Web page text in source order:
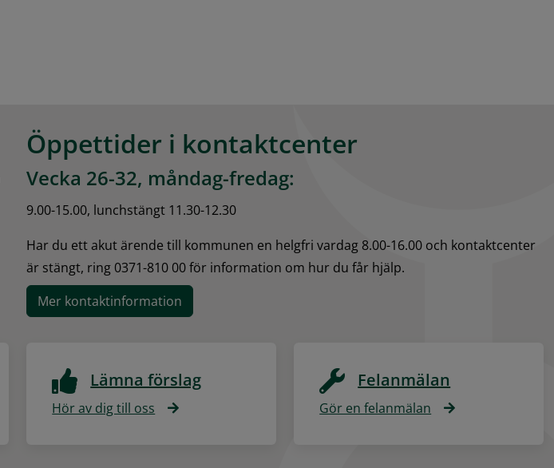
Öppettider i kontaktcenter
Vecka 26-32, måndag-fredag:
9.00-15.00, lunchstängt 11.30-12.30
Har du ett akut ärende till kommunen en helgfri vardag 8.00-16.00 och kontaktcenter
är stängt, ring 0371-810 00 för information om hur du får hjälp.
Mer kontaktinformation
Lämna förslag
Hör av dig till oss
Felanmälan
Gör en felanmälan